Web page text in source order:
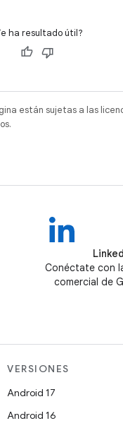
ha resultado útil?
están sujetas a las
Conéctate con
comercial de
VERSIONES
Android 17
Android 16